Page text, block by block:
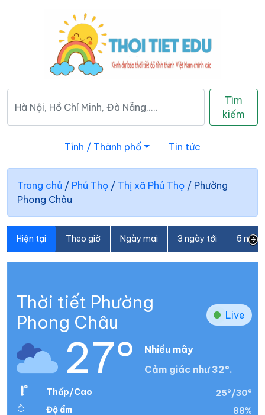
Tìm
kiếm
Tỉnh / Thành phố Tin tức
Trang chủ / Phú Thọ / Thị xã Phú Thọ / Phường
Phong Châu
Hiện tại Theo giờ Ngày mai 3 ngày tới 5
Thời tiết Phường
Phong Châu
Live
27°
Nhiều mây
Cảm giác như 32°.
Thấp/Cao
25°/30°
Độ ẩm
88%